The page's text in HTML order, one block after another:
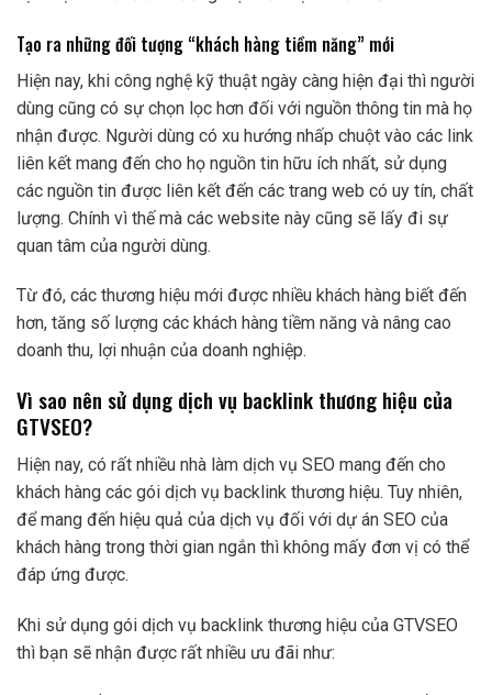
Tạo ra những đối tượng “khách hàng tiềm năng” mới
Hiện nay, khi công nghệ kỹ thuật ngày càng hiện đại thì người
dùng cũng có sự chọn lọc hơn đối với nguồn thông tin mà họ
nhận được. Người dùng có xu hướng nhấp chuột vào các link
liên kết mang đến cho họ nguồn tin hữu ích nhất, sử dụng
các nguồn tin được liên kết đến các trang web có uy tín, chất
lượng. Chính vì thế mà các website này cũng sẽ lấy đi sự
quan tâm của người dùng.
Từ đó, các thương hiệu mới được nhiều khách hàng biết đến
hơn, tăng số lượng các khách hàng tiềm năng và nâng cao
doanh thu, lợi nhuận của doanh nghiệp.
Vì sao nên sử dụng dịch vụ backlink thương hiệu của
GTVSEO?
Hiện nay, có rất nhiều nhà làm dịch vụ SEO mang đến cho
khách hàng các gói dịch vụ backlink thương hiệu. Tuy nhiên,
để mang đến hiệu quả của dịch vụ đối với dự án SEO của
khách hàng trong thời gian ngắn thì không mấy đơn vị có thể
đáp ứng được.
Khi sử dụng gói dịch vụ backlink thương hiệu của GTVSEO
thì bạn sẽ nhận được rất nhiều ưu đãi như: